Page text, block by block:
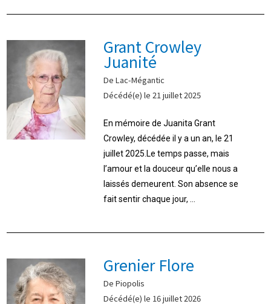
Grant Crowley
Juanité
De Lac-Mégantic
Décédé(e) le 21 juillet 2025
En mémoire de Juanita Grant
Crowley, décédée il y a un an, le 21
juillet 2025.Le temps passe, mais
l’amour et la douceur qu’elle nous a
laissés demeurent. Son absence se
fait sentir chaque jour, ...
Grenier Flore
De Piopolis
Décédé(e) le 16 juillet 2026